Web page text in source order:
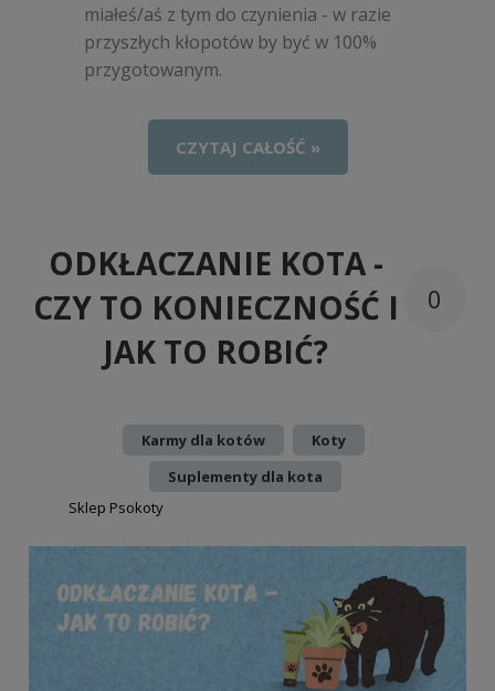
miałeś/aś z tym do czynienia - w razie
przyszłych kłopotów by być w 100%
przygotowanym.
CZYTAJ CAŁOŚĆ »
ODKŁACZANIE KOTA -
CZY TO KONIECZNOŚĆ I
JAK TO ROBIĆ?
0
Karmy dla kotów
Koty
Suplementy dla kota
Sklep Psokoty